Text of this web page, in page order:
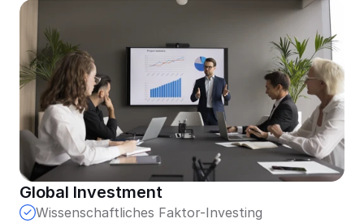
Global Investment
Wissenschaftliches Faktor-Investing